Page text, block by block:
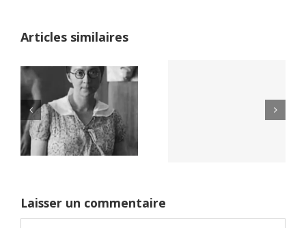
Articles similaires
Netflix Field of
Dreams (1989)
Yaïr Golan : une
Laisser un commentaire